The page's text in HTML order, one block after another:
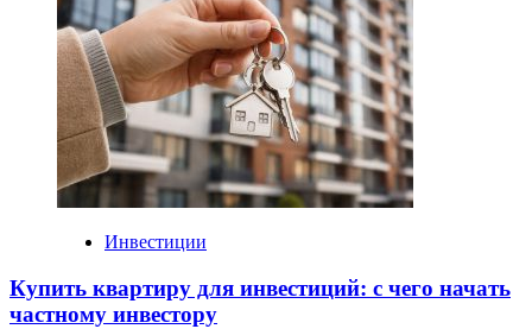
Инвестиции
Купить квартиру для инвестиций: с чего начать
частному инвестору